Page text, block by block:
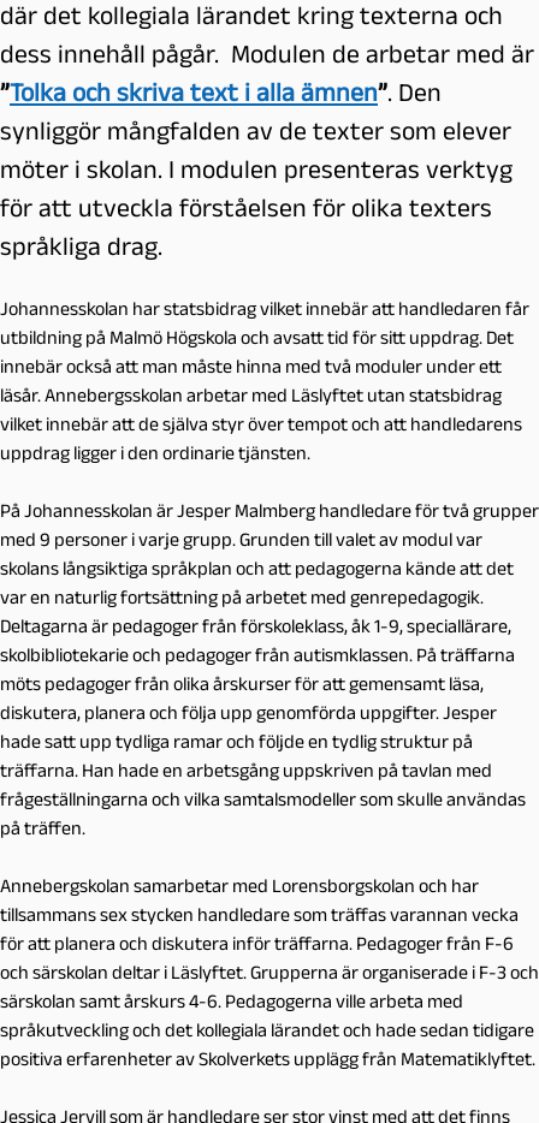
där det kollegiala lärandet kring texterna och
dess innehåll pågår. Modulen de arbetar med är
”Tolka och skriva text i alla ämnen”. Den
synliggör mångfalden av de texter som elever
möter i skolan. I modulen presenteras verktyg
för att utveckla förståelsen för olika texters
språkliga drag.
Johannesskolan har statsbidrag vilket innebär att handledaren får
utbildning på Malmö Högskola och avsatt tid för sitt uppdrag. Det
innebär också att man måste hinna med två moduler under ett
läsår. Annebergsskolan arbetar med Läslyftet utan statsbidrag
vilket innebär att de själva styr över tempot och att handledarens
uppdrag ligger i den ordinarie tjänsten.
På Johannesskolan är Jesper Malmberg handledare för två grupper
med 9 personer i varje grupp. Grunden till valet av modul var
skolans långsiktiga språkplan och att pedagogerna kände att det
var en naturlig fortsättning på arbetet med genrepedagogik.
Deltagarna är pedagoger från förskoleklass, åk 1-9, speciallärare,
skolbibliotekarie och pedagoger från autismklassen. På träffarna
möts pedagoger från olika årskurser för att gemensamt läsa,
diskutera, planera och följa upp genomförda uppgifter. Jesper
hade satt upp tydliga ramar och följde en tydlig struktur på
träffarna. Han hade en arbetsgång uppskriven på tavlan med
frågeställningarna och vilka samtalsmodeller som skulle användas
på träffen.
Annebergskolan samarbetar med Lorensborgskolan och har
tillsammans sex stycken handledare som träffas varannan vecka
för att planera och diskutera inför träffarna. Pedagoger från F-6
och särskolan deltar i Läslyftet. Grupperna är organiserade i F-3 och
särskolan samt årskurs 4-6. Pedagogerna ville arbeta med
språkutveckling och det kollegiala lärandet och hade sedan tidigare
positiva erfarenheter av Skolverkets upplägg från Matematiklyftet.
Jessica Jervill som är handledare ser stor vinst med att det finns